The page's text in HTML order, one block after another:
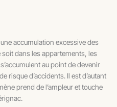
accumulation excessive des
dans les appartements, les
au point de devenir
risque d’accidents. Il est d’autant
prend de l’ampleur et touche